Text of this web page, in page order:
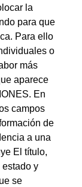
la
para que
Para ello
o
más
aparece
En
campos
de
a una
El título,
estado y
se